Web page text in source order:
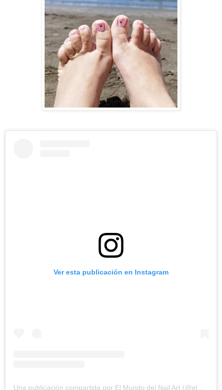
Ver esta publicación en Instagram